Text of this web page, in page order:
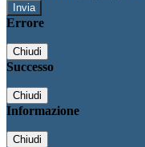
Errore
Chiudi
Successo
Chiudi
Informazione
Chiudi